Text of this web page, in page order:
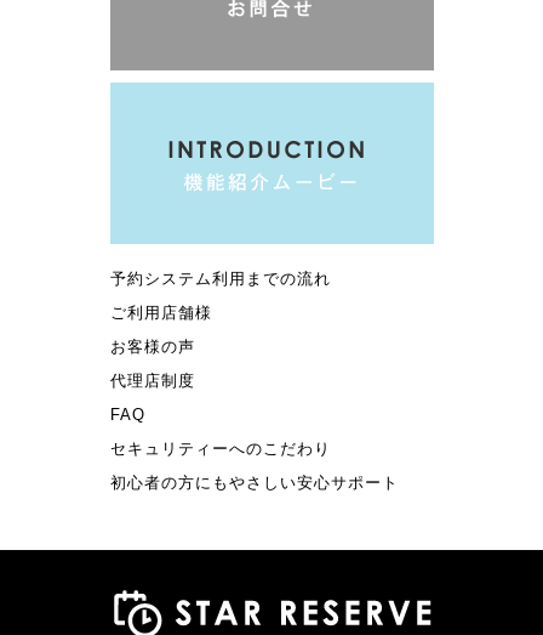
予約システム利用までの流れ
ご利用店舗様
お客様の声
代理店制度
FAQ
セキュリティーへのこだわり
初心者の方にもやさしい安心サポート